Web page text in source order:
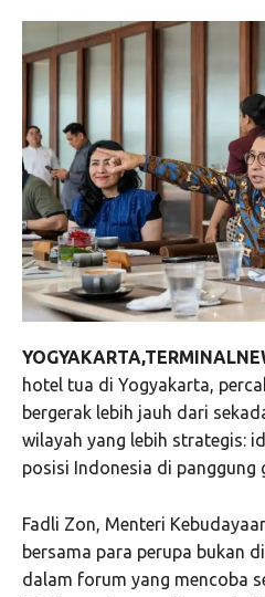
hotel tua di Yogyakarta,
bergerak lebih jauh dari
wilayah yang lebih strategis:
posisi Indonesia di panggung
Fadli Zon, Menteri
bersama para perupa bukan
dalam forum yang mencoba